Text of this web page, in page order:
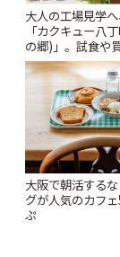
大人の工場見学
「カクキュー八
の郷)」。試食や
♪ | ことりっぷ
大阪で朝活する
グが人気のカフ
ぷ